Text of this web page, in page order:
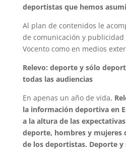
deportistas que hemos
Al plan de contenidos le
de comunicación y
Vocento como en medios
Relevo: deporte y sólo
todas las audiencias
En apenas un año de vida,
la información deportiva en
a la altura de las
deporte, hombres y mujeres
de los deportistas. Deporte